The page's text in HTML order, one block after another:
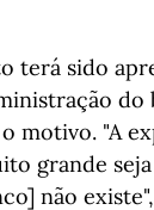
terá sido
do
motivo. "A
grande
não